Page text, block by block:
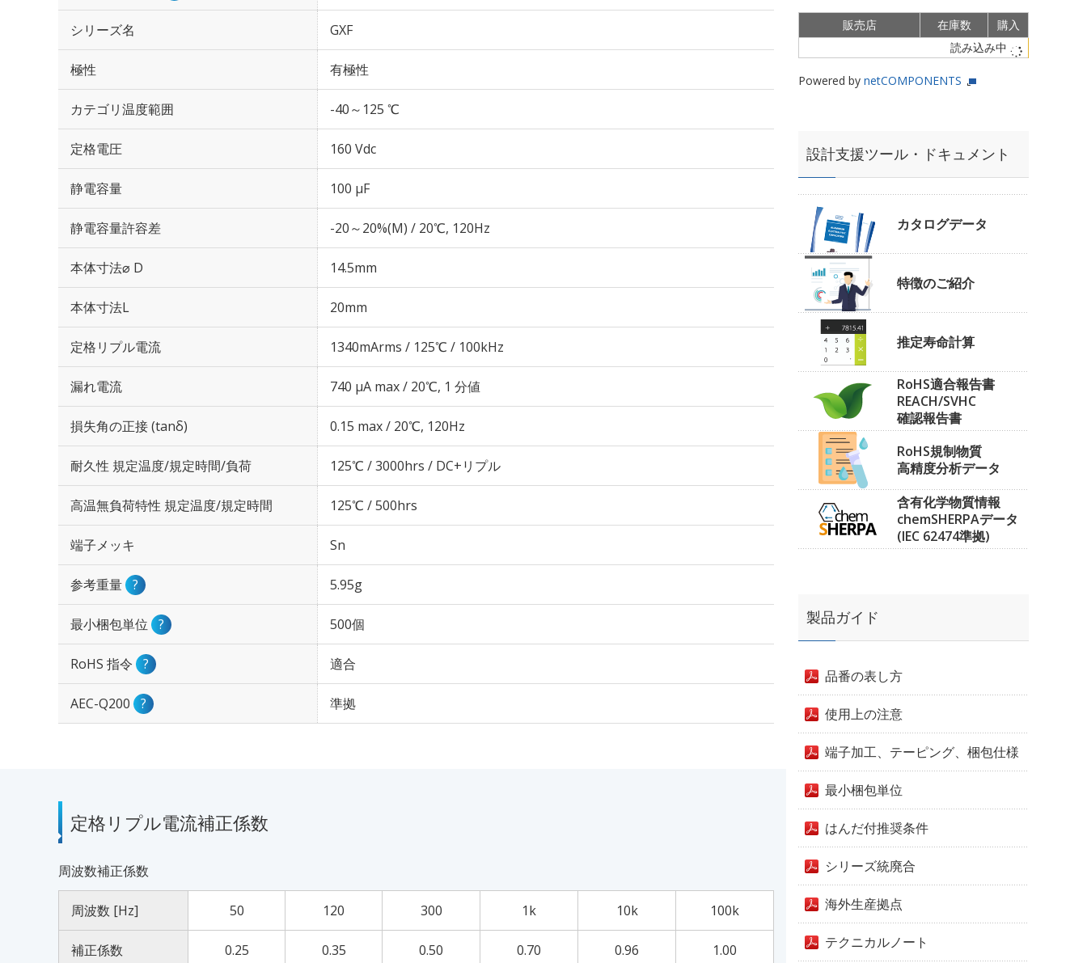
シリーズ名 GXF
極性 有極性
カテゴリ温度範囲 -40～125 ℃
定格電圧 160 Vdc
静電容量 100 µF
静電容量許容差 -20～20%(M) / 20℃, 120Hz
本体寸法⌀ D 14.5mm
本体寸法L 20mm
定格リプル電流 1340mArms / 125℃ / 100kHz
漏れ電流 740 μA max / 20℃, 1 分値
損失角の正接 (tanδ) 0.15 max / 20℃, 120Hz
耐久性 規定温度/規定時間/負荷 125℃ / 3000hrs / DC+リプル
高温無負荷特性 規定温度/規定時間 125℃ / 500hrs
端子メッキ Sn
参考重量 ? 5.95g
最小梱包単位 ? 500個
RoHS 指令 ? 適合
AEC-Q200 ? 準拠
定格リプル電流補正係数
周波数補正係数
周波数 [Hz] 50 120 300 1k 10k 100k
補正係数 0.25 0.35 0.50 0.70 0.96 1.00
販売店 在庫数
購入
読み込み中
Powered by netCOMPONENTS
設計支援ツール・ドキュメント
カタログデータ
特徴のご紹介
推定寿命計算
RoHS適合報告書
REACH/SVHC
確認報告書
RoHS規制物質
高精度分析データ
含有化学物質情報
chemSHERPAデータ
(IEC 62474準拠)
製品ガイド
品番の表し方
使用上の注意
端子加工、テーピング、梱包仕様
最小梱包単位
はんだ付推奨条件
シリーズ統廃合
海外生産拠点
テクニカルノート